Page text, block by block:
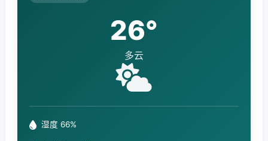
26°
多云
湿度 66%